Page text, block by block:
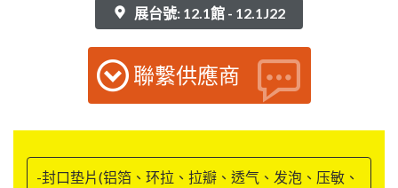
展台號: 12.1館 - 12.1J22
聯繫供應商
-封口垫片(铝箔、环拉、拉瓣、透气、发泡、压敏、